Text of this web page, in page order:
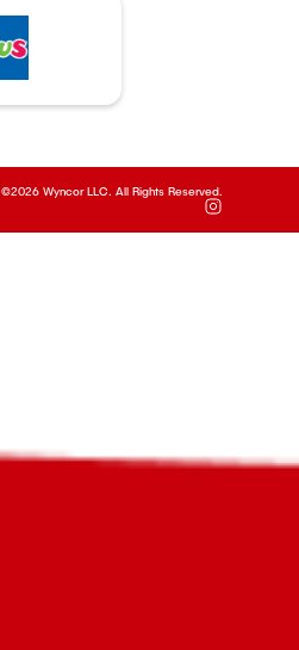
©2026 Wyncor LLC. All Rights Reserved.